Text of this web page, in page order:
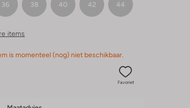
36 38 40 42 44
items
is momenteel (nog) niet beschikbaar.
Favoriet